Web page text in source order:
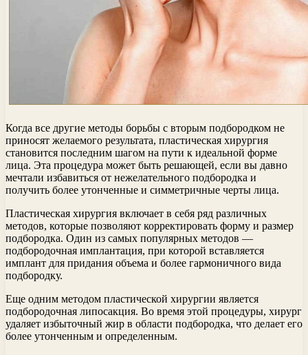
Когда все другие методы борьбы с вторым подбородком не
приносят желаемого результата, пластическая хирургия
становится последним шагом на пути к идеальной форме
лица. Эта процедура может быть решающей, если вы давно
мечтали избавиться от нежелательного подбородка и
получить более утонченные и симметричные черты лица.
Пластическая хирургия включает в себя ряд различных
методов, которые позволяют корректировать форму и размер
подбородка. Один из самых популярных методов —
подбородочная имплантация, при которой вставляется
имплант для придания объема и более гармоничного вида
подбородку.
Еще одним методом пластической хирургии является
подбородочная липосакция. Во время этой процедуры, хирург
удаляет избыточный жир в области подбородка, что делает его
более утонченным и определенным.